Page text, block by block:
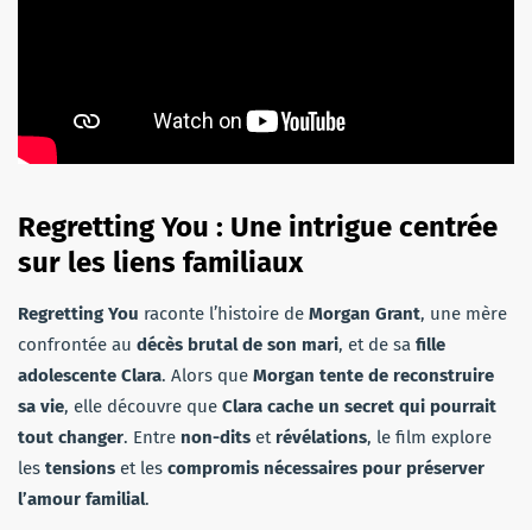
Regretting You : Une intrigue centrée
sur les liens familiaux
Regretting You raconte l’histoire de Morgan Grant, une mère
confrontée au décès brutal de son mari, et de sa fille
adolescente Clara. Alors que Morgan tente de reconstruire
sa vie, elle découvre que Clara cache un secret qui pourrait
tout changer. Entre non-dits et révélations, le film explore
les tensions et les compromis nécessaires pour préserver
l’amour familial.